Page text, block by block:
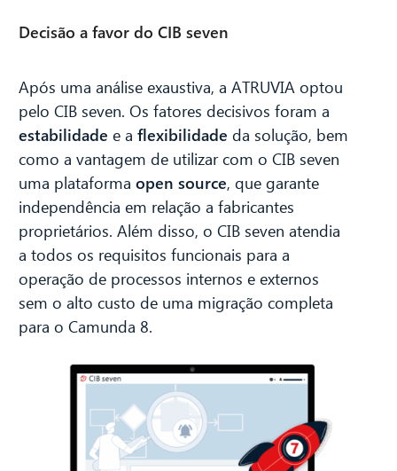
Decisão a favor do CIB seven
Após uma análise exaustiva, a ATRUVIA optou
pelo CIB seven. Os fatores decisivos foram a
estabilidade e aflexibilidade da solução, bem
como a vantagem de utilizar com o CIB seven
uma plataformaopen source, que garante
independência em relação a fabricantes
proprietários. Além disso, o CIB seven atendia
a todos os requisitos funcionais para a
operação de processos internos e externos
sem o alto custo de uma migração completa
para o Camunda 8.